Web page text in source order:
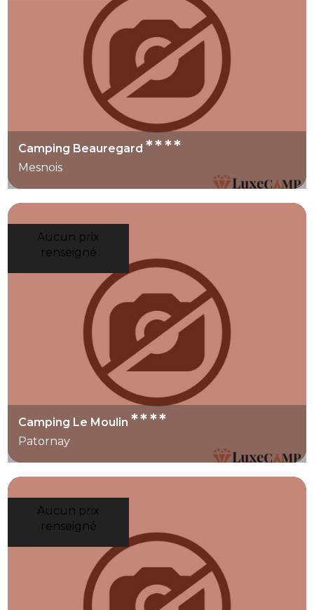
préparer un séjour plus serein et d’éviter les
mauvaises surprises à l’arrivée.
Camping Beauregard****
Mesnois
Aucun prix
renseigné
Camping Le Moulin****
Patornay
Aucun prix
renseigné